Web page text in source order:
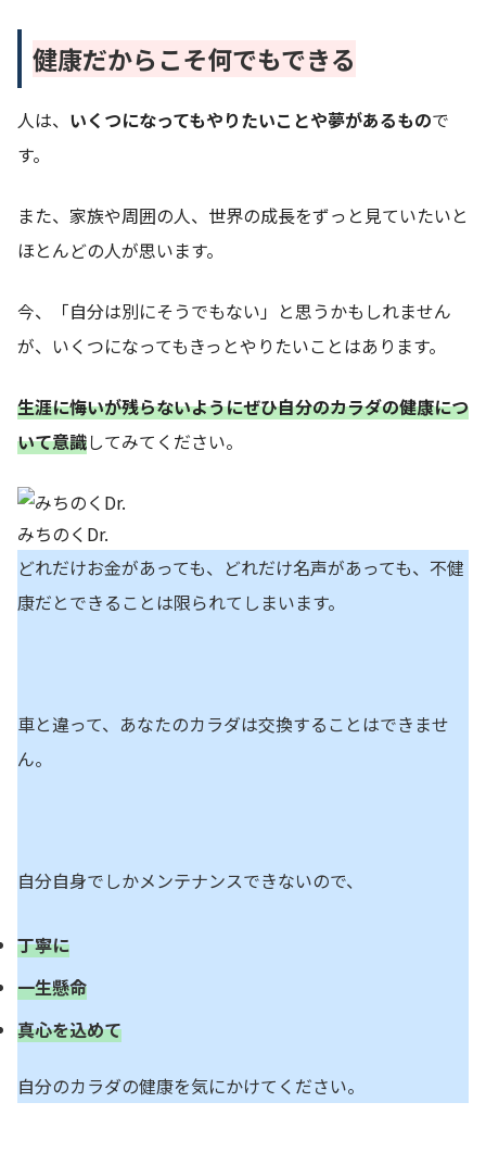
健康だからこそ何でもできる
人は、 いくつになってもやりたいことや夢があるもので
す。
また、家族や周囲の人、世界の成長をずっと見ていたいと
ほとんどの人が思います。
今、「自分は別にそうでもない」と思うかもしれません
が、いくつになってもきっとやりたいことはあります。
生涯に悔いが残らないようにぜひ自分のカラダの健康につ
いて意識してみてください。
みちのくDr.
どれだけお金があっても、どれだけ名声があっても、不健
康だとできることは限られてしまいます。
車と違って、あなたのカラダは交換することはできませ
ん。
自分自身でしかメンテナンスできないので、
丁寧に
一生懸命
真心を込めて
自分のカラダの健康を気にかけてください。